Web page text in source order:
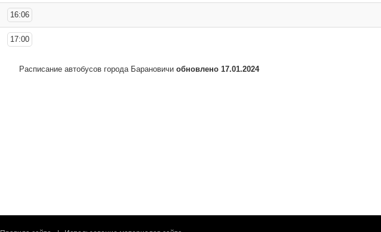
16:06
17:00
Расписание автобусов города Барановичи обновлено 17.01.2024